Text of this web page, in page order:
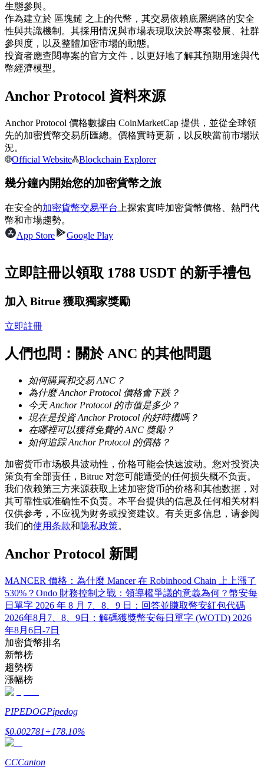
多種以USDC結算的永續合約
跟單
與頂尖交易專家同行
成為跟單交易員
坐享盈利分成和跟單分傭
合約資訊
包含交易情況等的大數據分析
合約功能使用指南
交易策略
學習如何保持盈利
生態參與。
作為建立於 區塊鏈 之上的代幣，其交易依賴底層網路的安全
性與共識機制。其採用情況與市場表現取決於專案發展、社群
參與度，以及整體加密市場的動態。
投資者應查閱專案的官方文件，以更好地了解其預期用途與代
幣經濟模型。
Anchor Protocol 資料來源
Anchor Protocol 價格數據由 CoinMarketCap 提供，並從全球領
先的加密貨幣交易所匯總。價格實時更新，以反映當前市場狀
況。
Official Website
Blockchain Explorer
幾分鐘內開始您的加密貨幣之旅
在安全的加密貨幣交易平台 上探索實時加密貨幣價格、熱門代
幣和市場趨勢。
App Store
Google Play
立即註冊以領取 1788 USDT 的新手禮包
加入 Bitrue 獲取獨家獎勵
立即註冊
人們也問：關於 ANC 的其他問題
如何購買和交易 ANC？
為什麼 Anchor Protocol 價格會下跌？
今天 Anchor Protocol 的市值是多少？
現在是投資 Anchor Protocol 的好時機嗎？
在哪裡可以獲得免費的 ANC 獎勵？
如何追踪 Anchor Protocol 的價格？
加密货币市场极具波动性，价格可能会快速波动。您对投资决
策负有全部责任，Bitrue 对您可能遭受的任何损失概不负责。
我们依赖第三方来源获取上述加密货币的价格和其他数据，对
其可靠性或准确性不负责。本平台提供的信息及任何相关材料
仅供参考，不应视为财务或投资建议。有关更多信息，请参阅
我们的使用条款和隐私政策。
Anchor Protocol 新聞
MANCER 價格：為什麼 Mancer 在 Robinhood Chain 上上漲了
530%？ Ondo 財務控制之戰：領導權爭議的意義為何？ 幣安每
日單字 2026 年 8 月 7、8、9 日：回答並賺取幣安紅包代碼
2026年8月7、8、9日：解碼獲獎幣安每日單字 (WOTD) 2026
年8月6日-7日
加密貨幣排名
新幣榜
趨勢榜
漲幅榜
PIPEDOGPipedog
$0.002781+178.10%
CCCanton